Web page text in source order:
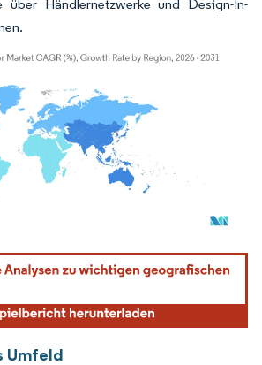
über Händlernetzwerke und Design-In-
Wiederverwendung erfordert Namensnennung gemäß
Umfeld